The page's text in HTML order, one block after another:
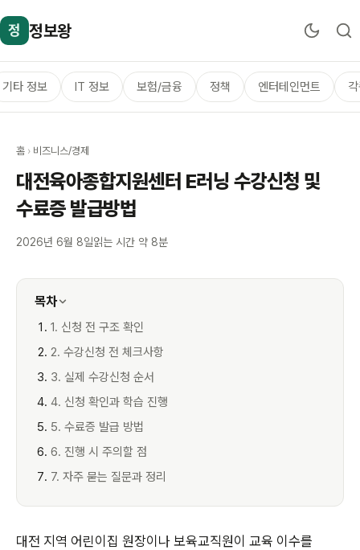
정 정보왕
기타 정보 IT 정보 보험/금융 정책 엔터테인먼트
홈 › 비즈니스/경제
대전육아종합지원센터 E러닝 수강신청 및
수료증 발급방법
2026년 6월 8일읽는 시간 약 8분
목차
1. 신청 전 구조 확인
2. 수강신청 전 체크사항
3. 실제 수강신청 순서
4. 신청 확인과 학습 진행
5. 수료증 발급 방법
6. 진행 시 주의할 점
7. 자주 묻는 질문과 정리
대전 지역 어린이집 원장이나 보육교직원이 교육 이수를